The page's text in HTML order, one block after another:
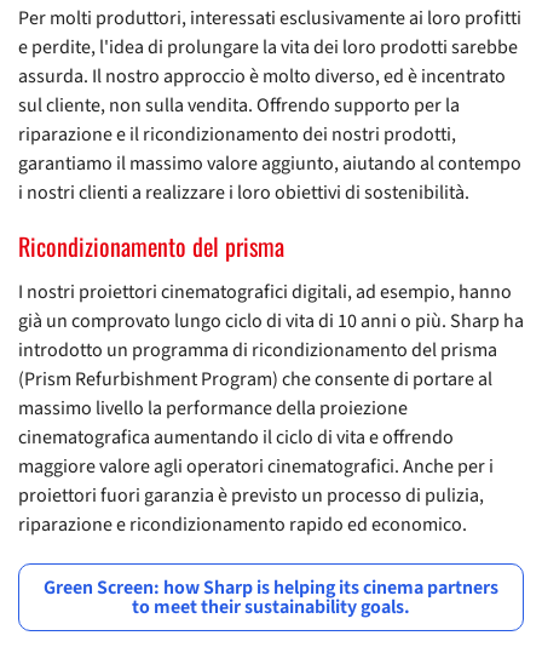
Per molti produttori, interessati esclusivamente ai loro profitti
e perdite, l'idea di prolungare la vita dei loro prodotti sarebbe
assurda. Il nostro approccio è molto diverso, ed è incentrato
sul cliente, non sulla vendita. Offrendo supporto per la
riparazione e il ricondizionamento dei nostri prodotti,
garantiamo il massimo valore aggiunto, aiutando al contempo
i nostri clienti a realizzare i loro obiettivi di sostenibilità.
Ricondizionamento del prisma
I nostri proiettori cinematografici digitali, ad esempio, hanno
già un comprovato lungo ciclo di vita di 10 anni o più. Sharp ha
introdotto un programma di ricondizionamento del prisma
(Prism Refurbishment Program) che consente di portare al
massimo livello la performance della proiezione
cinematografica aumentando il ciclo di vita e offrendo
maggiore valore agli operatori cinematografici. Anche per i
proiettori fuori garanzia è previsto un processo di pulizia,
riparazione e ricondizionamento rapido ed economico.
Green Screen: how Sharp is helping its cinema partners
to meet their sustainability goals.